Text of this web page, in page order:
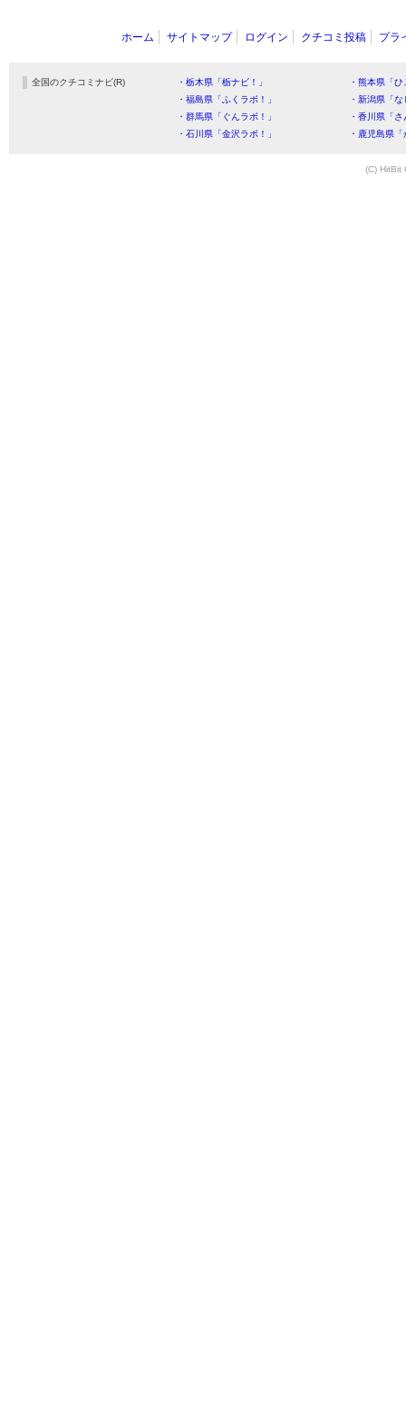
ホーム サイトマップ ログイン クチコミ投稿 プラ
全国のクチコミナビ(R) ・栃木県「栃ナビ！」
・熊本県「
・福島県「ふくラボ！」
・新潟県「
・群馬県「ぐんラボ！」
・香川県「
・石川県「金沢ラボ！」
・鹿児島県
(C) HitBit